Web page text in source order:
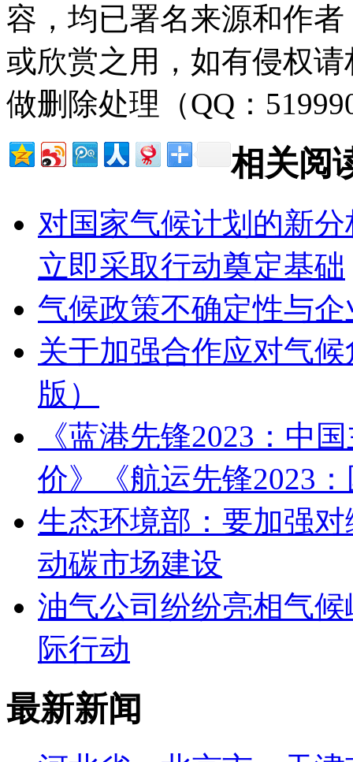
容，均已署名来源和作
或欣赏之用，如有侵权
做删除处理（QQ：
相关阅
对国家气候计划的新
立即采取行动奠定基础
气候政策不确定性与
关于加强合作应对气
版）
《蓝港先锋2023：中
价》《航运先锋2023
生态环境部：要加强
动碳市场建设
油气公司纷纷亮相气
际行动
最新新闻